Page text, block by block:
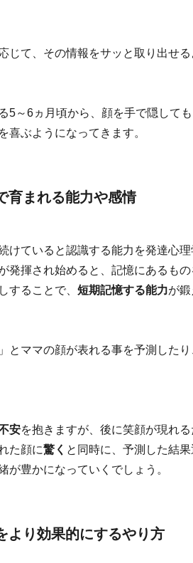
じて、その情報をサッと取り出せ
5～6ヵ月頃から、顔を手で隠して
喜ぶようになってきます。
育まれる能力や感情
けていると認識する能力を発達心
発揮され始めると、記憶にあるも
することで、 短期記憶する能力が鍛
とママの顔が表れる事を予測した
安を抱きますが、後に笑顔が現れ
た顔に驚く と同時に、予測した結
が豊かになっていくでしょう。
より効果的にするやり方